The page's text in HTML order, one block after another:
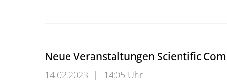
Neue Veranstaltungen Scientific
14.02.2023 |
14:05 Uhr